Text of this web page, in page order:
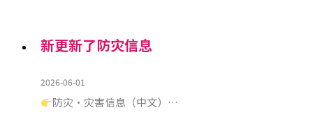
新更新了防灾信息
2026-06-01
防灾・灾害信息（中文）…